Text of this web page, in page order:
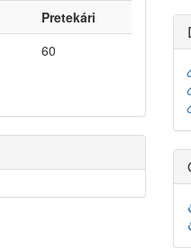
Pretekári
60